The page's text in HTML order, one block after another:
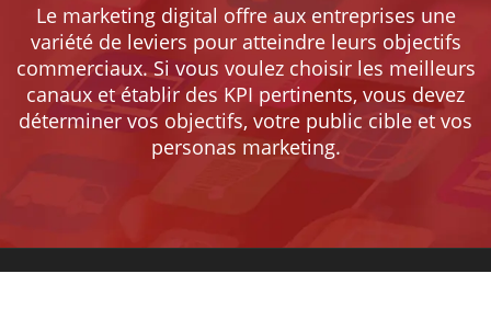
Le marketing digital offre aux entreprises une
variété de leviers pour atteindre leurs objectifs
commerciaux. Si vous voulez choisir les meilleurs
canaux et établir des KPI pertinents, vous devez
déterminer vos objectifs, votre public cible et vos
personas marketing.